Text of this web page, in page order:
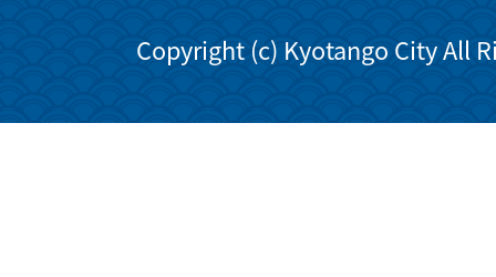
Copyright (c) Kyotango City All